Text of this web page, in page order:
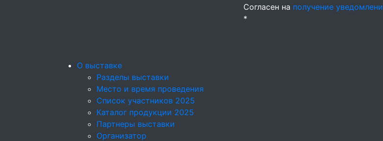
Согласен на получение
*
О выставке
Разделы выставки
Место и время проведения
Список участников 2025
Каталог продукции 2025
Партнеры выставки
Организатор